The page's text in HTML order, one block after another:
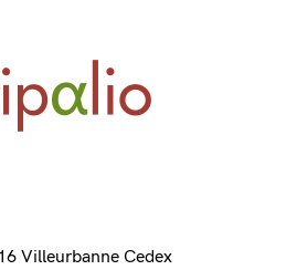
Villeurbanne Cedex